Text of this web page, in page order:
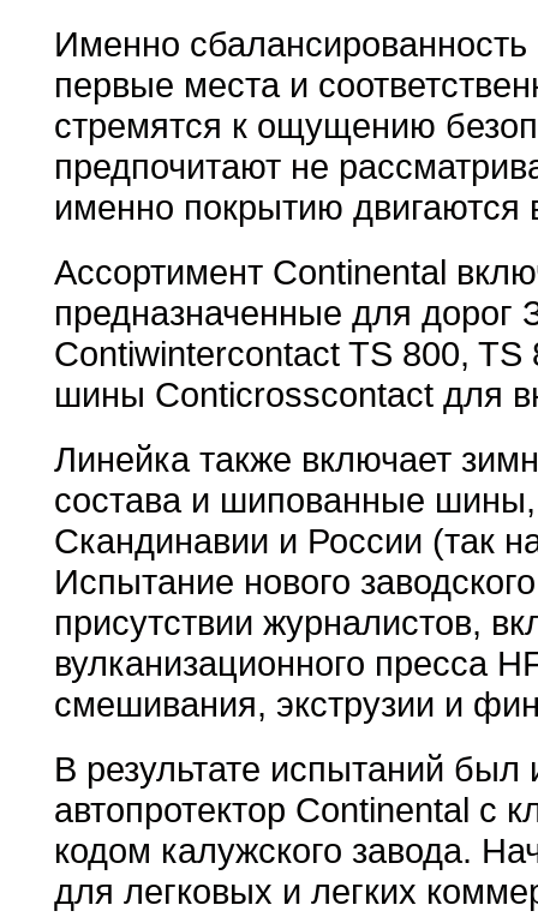
Именно
первые места и
стремятся к ощущению
предпочитают не
именно покрытию
Ассортимент Continental
предназначенные для дорог
Contiwintercontact TS 800,
шины Conticrosscontact для
Линейка также включает
состава и шипованные
Скандинавии и России (так
Испытание нового
присутствии журналистов,
вулканизационного пресса
смешивания, экструзии и
В результате испытаний был
автопротектор Continental с
кодом калужского завода.
для легковых и легких